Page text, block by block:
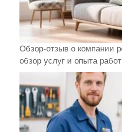
Обзор-отзыв о компании
обзор услуг и опыта